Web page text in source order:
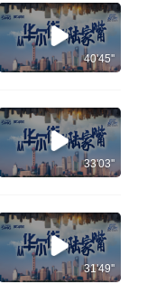
40'45''
33'03''
31'49''